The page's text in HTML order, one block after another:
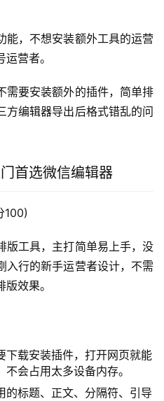
能，不想安装额外工具的运营
营者。
需要安装额外的插件，简单排
方编辑器导出后格式错乱的问
首选微信编辑器
100)
版工具，主打简单易上手，没
入行的新手运营者设计，不需
效果。
下载安装插件，打开网页就能
会占用太多设备内存。
的标题、正文、分隔符、引导